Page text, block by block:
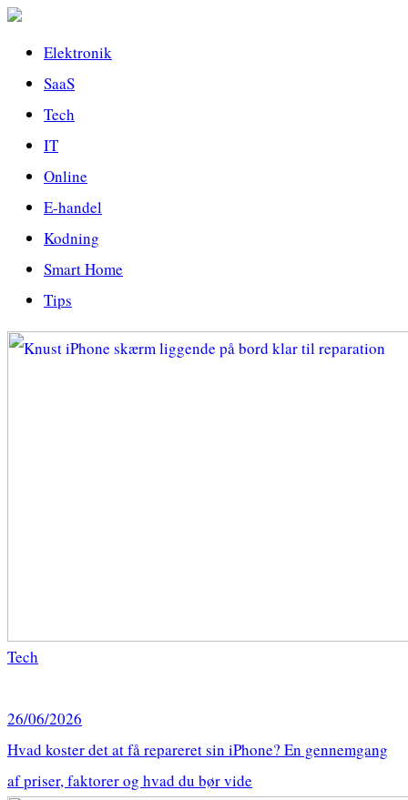
Elektronik
SaaS
Tech
IT
Online
E-handel
Kodning
Smart Home
Tips
Tech
26/06/2026
Hvad koster det at få repareret sin iPhone? En gennemgang
af priser, faktorer og hvad du bør vide